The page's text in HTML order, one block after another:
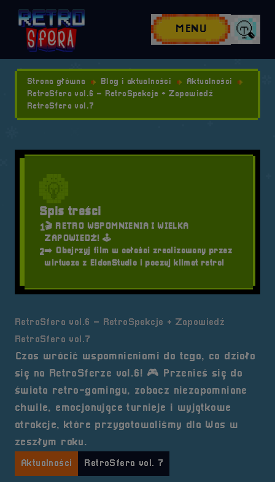
Przejdź do nawigacji
Przejdź do treści
Przejdź do stopki
MENU
Strona główna Blog i aktualności
Aktualności
RetroSfera vol.6 – RetroSpekcje + Zapowiedź
RetroSfera vol.7
RetroSfera vol.6 – RetroSpekcje + Zapowiedź
RetroSfera vol.7
Czas wrócić wspomnieniami do tego, co działo
się na RetroSferze vol.6! 🎮 Przenieś się do
świata retro-gamingu, zobacz niezapomniane
chwile, emocjonujące turnieje i wyjątkowe
atrakcje, które przygotowaliśmy dla Was w
zeszłym roku.
Aktualności RetroSfera vol. 7
Spis treści
1🎬 RETRO WSPOMNIENIA I WIELKA
ZAPOWIEDŹ! 🕹️
2➡️ Obejrzyj film w całości zrealizowany przez
wirtuoza z EldonStudio i poczuj klimat retro!